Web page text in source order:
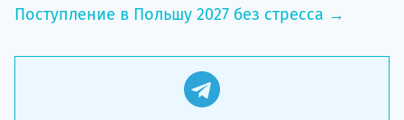
Поступление в Польшу 2027 без стресса →